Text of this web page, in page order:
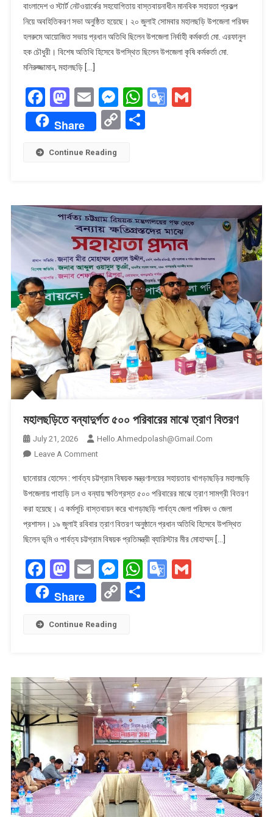
সহায়তায়
মানবিক
প্রকল্প
নিয়ে
অনুষ্ঠিত
বাংলাদেশ ও স্টার্ট নেটওয়ার্কের সহযোগিতায় বাস্তবায়নাধীন মানবিক সহায়তা প্রকল্প
নিয়ে অবহিতিকরণ সভা অনুষ্ঠিত হয়েছে। ২০ জুলাই সোমবার মহালছড়ি উপজেলা পরিষদ
হলরুমে আয়োজিত সভায় প্রধান অতিথি ছিলেন উপজেলা নির্বাহী কর্মকর্তা মো. এরফানুল
হক চৌধুরী। বিশেষ অতিথি হিসেবে উপস্থিত ছিলেন উপজেলা কৃষি কর্মকর্তা মো.
মনিরুজ্জামান, মহালছড়ি […]
Facebook
Mastodon
EmailMessenger
WhatsApp
Google
Share
Copy
Continue Reading
মহালছড়িতে বন্যাদুর্গত ৫০০ পরিবারের মাঝে ত্রাণ বিতরণ
July 21, 2026
Hello.ahmedpolash@gmail.com
Leave A CommentOn
বন্যাদুর্গত
৫০০
পরিবারের
মাঝে
ত্রাণ
ছানোয়ার হোসেন : পার্বত্য চট্টগ্রাম বিষয়ক মন্ত্রণালয়ের সহায়তায় খাগড়াছড়ির মহালছড়ি
উপজেলায় পাহাড়ি ঢল ও বন্যায় ক্ষতিগ্রস্ত ৫০০ পরিবারের মাঝে ত্রাণ সামগ্রী বিতরণ
করা হয়েছে। এ কর্মসূচি বাস্তবায়ন করে খাগড়াছড়ি পার্বত্য জেলা পরিষদ ও জেলা
প্রশাসন। ১৯ জুলাই রবিবার ত্রাণ বিতরণ অনুষ্ঠানে প্রধান অতিথি হিসেবে উপস্থিত
ছিলেন ভূমি ও পার্বত্য চট্টগ্রাম বিষয়ক প্রতিমন্ত্রী ব্যারিস্টার মীর মোহাম্মদ […]
Facebook
Mastodon
EmailMessenger
WhatsApp
Google
Gmail
Share
CopyShare
Continue Reading